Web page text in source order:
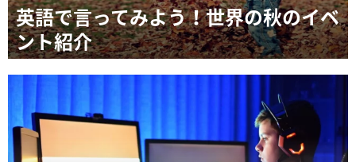
英語で言ってみよう！世界の秋のイベ
ント紹介